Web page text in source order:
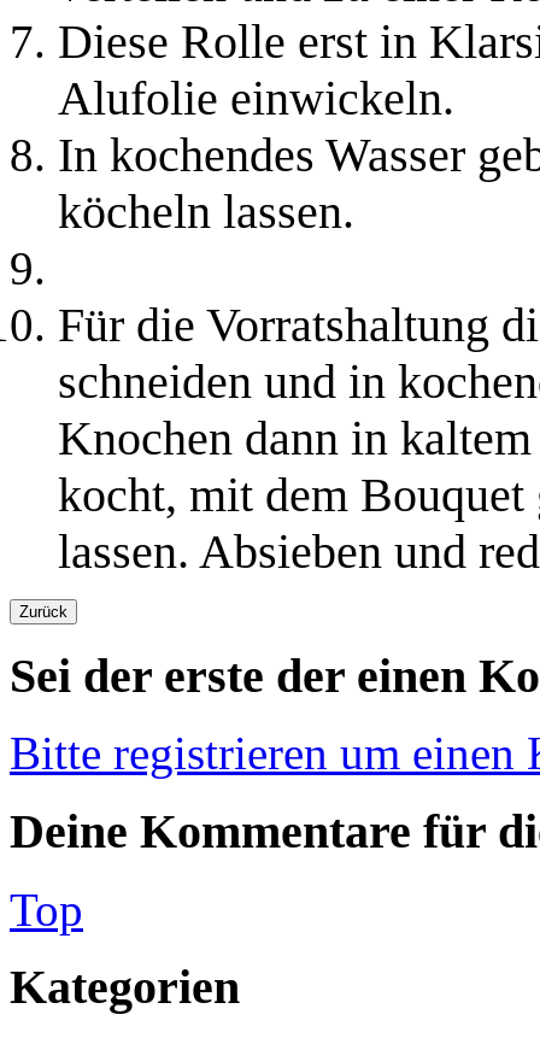
Diese Rolle erst in
Alufolie einwickeln.
In kochendes Wasser
köcheln lassen.
Für die Vorratshaltung
schneiden und in
Knochen dann in
kocht, mit dem Bouquet
lassen. Absieben und
Sei der erste der einen
Bitte registrieren um einen
Deine Kommentare für
Top
Kategorien